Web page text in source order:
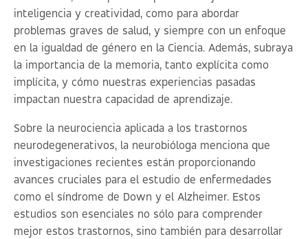
inteligencia y creatividad, como para abordar
problemas graves de salud, y siempre con un enfoque
en la igualdad de género en la Ciencia. Además, subraya
la importancia de la memoria, tanto explícita como
implícita, y cómo nuestras experiencias pasadas
impactan nuestra capacidad de aprendizaje.
Sobre la neurociencia aplicada a los trastornos
neurodegenerativos, la neurobióloga menciona que
investigaciones recientes están proporcionando
avances cruciales para el estudio de enfermedades
como el síndrome de Down y el Alzheimer. Estos
estudios son esenciales no sólo para comprender
mejor estos trastornos, sino también para desarrollar